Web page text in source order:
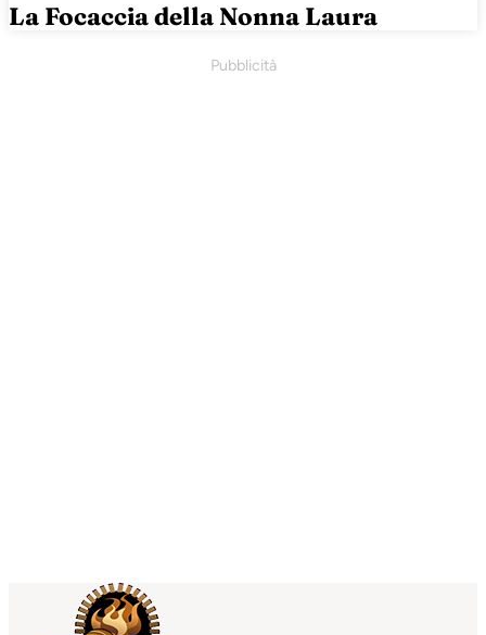
La Focaccia della Nonna Laura
Pubblicità